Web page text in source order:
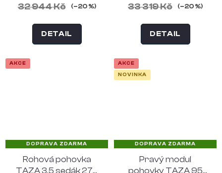
32 944 Kč
(–20 %)
DETAIL
33 319 Kč
(–20 %)
DETAIL
AKCE
DOPRAVA ZDARMA
Rohová pohovka
TAZA 3,5 sedák 275
AKCE
NOVINKA
DOPRAVA ZDARMA
Pravý modul
pohovky TAZA 95